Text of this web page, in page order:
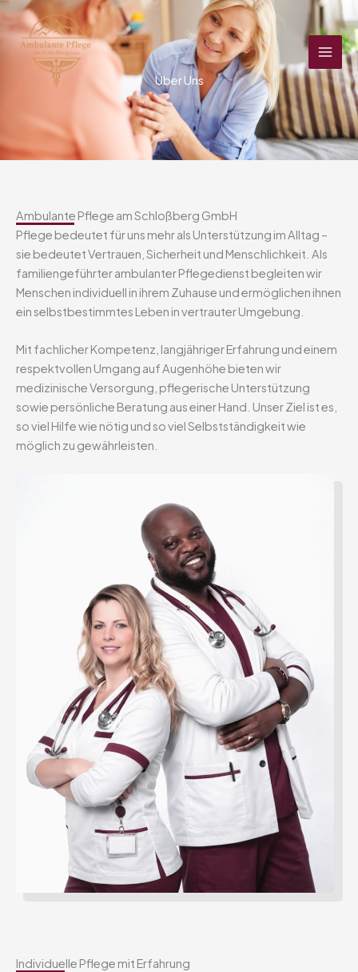
Zum
Inhalt
springen
Über Uns
Ambulante Pflege am Schloßberg GmbH
Pflege bedeutet für uns mehr als Unterstützung im Alltag –
sie bedeutet Vertrauen, Sicherheit und Menschlichkeit. Als
familiengeführter ambulanter Pflegedienst begleiten wir
Menschen individuell in ihrem Zuhause und ermöglichen ihnen
ein selbstbestimmtes Leben in vertrauter Umgebung.
Mit fachlicher Kompetenz, langjähriger Erfahrung und einem
respektvollen Umgang auf Augenhöhe bieten wir
medizinische Versorgung, pflegerische Unterstützung
sowie persönliche Beratung aus einer Hand. Unser Ziel ist es,
so viel Hilfe wie nötig und so viel Selbstständigkeit wie
möglich zu gewährleisten.
Individuelle Pflege mit Erfahrung